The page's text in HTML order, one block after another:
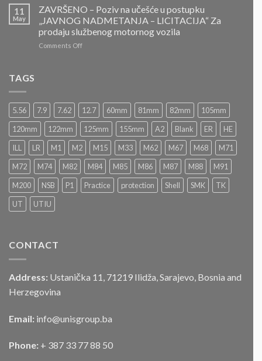
Projektovanje,
izrada
montaža
Nacionalnog
ZA
DOSTAVLJANJE
PONUDA
–
Usluge
2026
11
May
ZAVRŠENO – Poziv na učešće u postupku
„JAVNOG NADMETANJA – LICITACIJA“ Za
prodaju službenog motornog vozila
Comments Offon
u
postupku
„JAVNOG
NADMETANJA
–
LICITACIJA“
Za
prodaju
službenog
motornog
TAGS
5.56 7.9 7.62 12.7 60mm 81mm 82mm
105mm
120mm
122mm 125mm 155mm A2 Blank ER
HE
ILL
LR M1 M2 M15 M33 M62 M67 M68
M71
M72
M74 M82 M84 M85 M86 M87 M88
M91
M200
NSB P1 Practice protection Shell SMK
TK
UT
UTIU
CONTACT
Address: Ustanička 11, 71219 Ilidža, Sarajevo, Bosnia and
Herzegovina
Email: info@unisgroup.ba
Phone: + 387 33 77 88 50